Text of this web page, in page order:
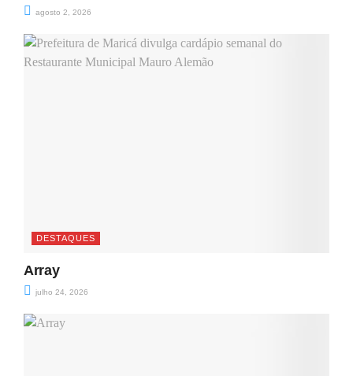
agosto 2, 2026
DESTAQUES
Array
julho 24, 2026